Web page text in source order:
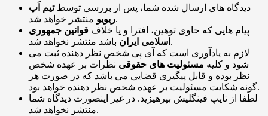
دیدگاه های ارسال شده شما، پس از بررسی توسطتیم اَپ
ریویومنتشر خواهد شد.
پیام هایی که حاوی توهین، افترا و یا خلاف قوانین جمهوری
اسلامی ایران باشد منتشر نخواهد شد.
لازم به یادآوری است که آی پی شخص نظر دهنده ثبت می
شود و کلیه مسئولیت های حقوقی نظرات بر عهده شخص
نظر بوده و قابل پیگیری قضایی می باشد که در صورت هر
گونه شکایت مسئولیت بر عهده شخص نظر دهنده خواهد بود.
لطفا از تایپ فینگلیش بپرهیزید. در غیر اینصورت دیدگاه شما
منتشر نخواهد شد.